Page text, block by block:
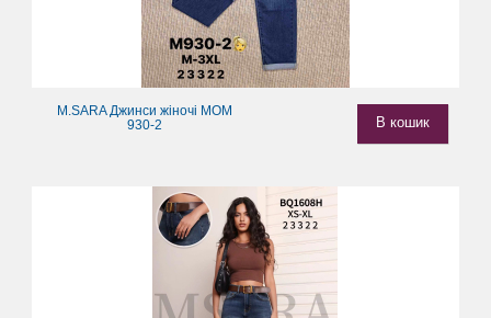
M.SARA Джинси жіночі МОМ
930-2
В кошик